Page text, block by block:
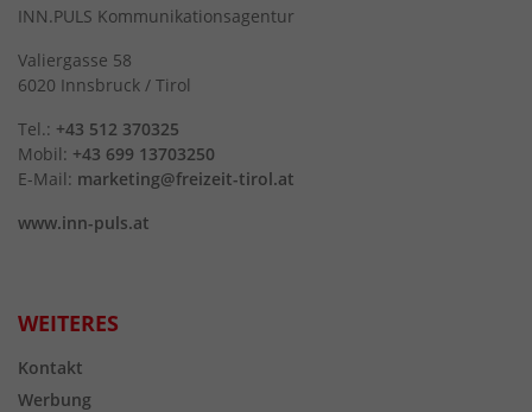
INN.PULS Kommunikationsagentur
Valiergasse 58
6020 Innsbruck / Tirol
Tel.: +43 512 370325
Mobil: +43 699 13703250
E-Mail: marketing@freizeit-tirol.at
www.inn-puls.at
WEITERES
Kontakt
Werbung